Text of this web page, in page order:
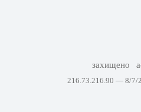
захищено
216.73.216.90 — 8/7/